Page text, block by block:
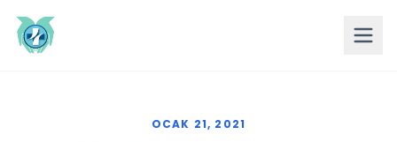
OCAK 21, 2021